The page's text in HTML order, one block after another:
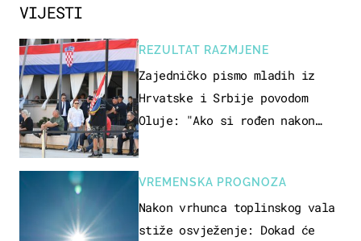
VIJESTI
REZULTAT RAZMJENE
Zajedničko pismo mladih iz
Hrvatske i Srbije povodom
Oluje: "Ako si rođen nakon
VREMENSKA PROGNOZA
Nakon vrhunca toplinskog vala
stiže osvježenje: Dokad će